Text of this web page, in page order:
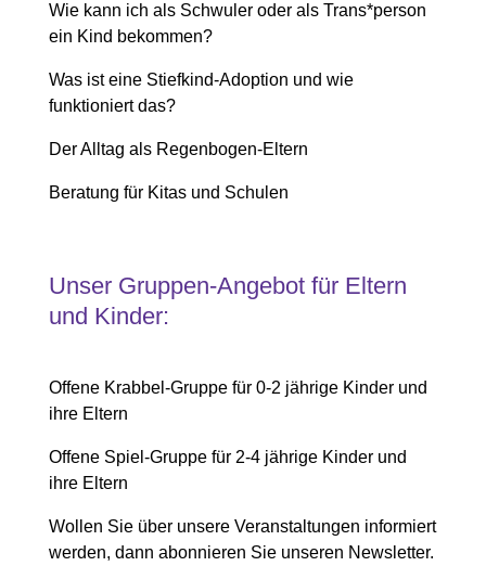
Wie kann ich als Schwuler oder als Trans*person
ein Kind bekommen?
Was ist eine Stiefkind-Adoption und wie
funktioniert das?
Der Alltag als Regenbogen-Eltern
Beratung für Kitas und Schulen
Unser Gruppen-Angebot für Eltern
und Kinder:
Offene Krabbel-Gruppe für 0-2 jährige Kinder und
ihre Eltern
Offene Spiel-Gruppe für 2-4 jährige Kinder und
ihre Eltern
Wollen Sie über unsere Veranstaltungen informiert
werden, dann abonnieren Sie unseren Newsletter.